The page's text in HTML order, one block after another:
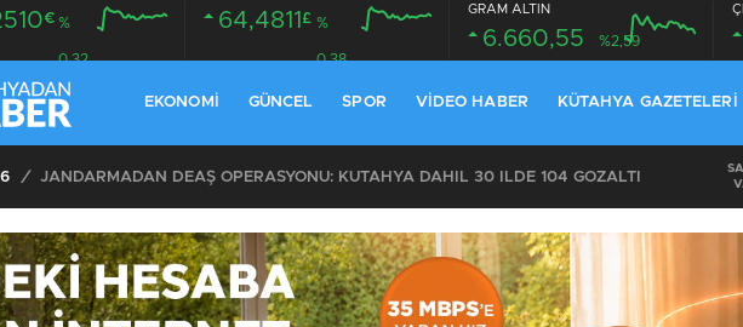
€ %
0.32
64,4811 £ %
0.38
GRAM ALTIN
6.660,55 %2,59
EKONOMI GÜNCEL SPOR VIDEO HABER KÜTAHYA GAZETELERI
/ JANDARMADAN DEAŞ OPERASYONU: KÜTAHYA DAHİL 30 İLDE 104 GÖZALTI